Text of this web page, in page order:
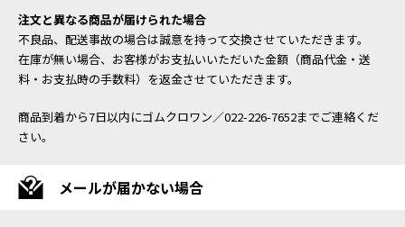
注文と異なる商品が届けられた場合
不良品、配送事故の場合は誠意を持って交換させていただきます。
在庫が無い場合、お客様がお支払いいただいた金額（商品代金・送
料・お支払時の手数料）を返金させていただきます。
商品到着から7日以内にゴムクロワン／022-226-7652までご連絡くだ
さい。
メールが届かない場合